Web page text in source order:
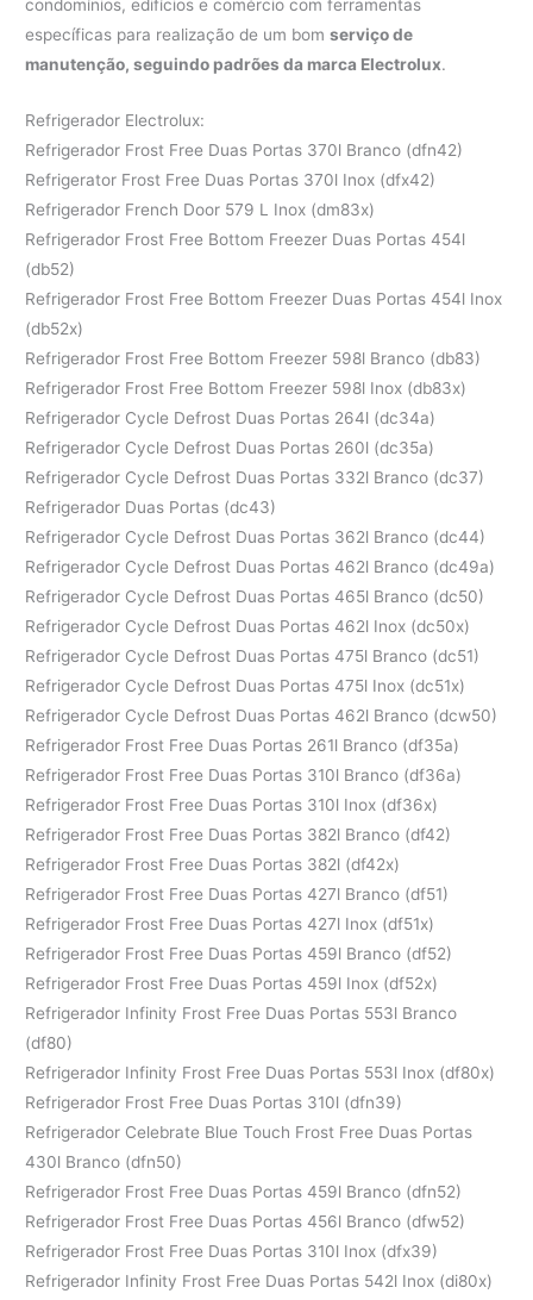
condomínios, edifícios e comércio com ferramentas
específicas para realização de um bomserviço de
manutenção, seguindo padrões da marca Electrolux.
Refrigerador Electrolux:
Refrigerador Frost Free Duas Portas 370l Branco (dfn42)
Refrigerator Frost Free Duas Portas 370l Inox (dfx42)
Refrigerador French Door 579 L Inox (dm83x)
Refrigerador Frost Free Bottom Freezer Duas Portas 454l
(db52)
Refrigerador Frost Free Bottom Freezer Duas Portas 454l Inox
(db52x)
Refrigerador Frost Free Bottom Freezer 598l Branco (db83)
Refrigerador Frost Free Bottom Freezer 598l Inox (db83x)
Refrigerador Cycle Defrost Duas Portas 264l (dc34a)
Refrigerador Cycle Defrost Duas Portas 260l (dc35a)
Refrigerador Cycle Defrost Duas Portas 332l Branco (dc37)
Refrigerador Duas Portas (dc43)
Refrigerador Cycle Defrost Duas Portas 362l Branco (dc44)
Refrigerador Cycle Defrost Duas Portas 462l Branco (dc49a)
Refrigerador Cycle Defrost Duas Portas 465l Branco (dc50)
Refrigerador Cycle Defrost Duas Portas 462l Inox (dc50x)
Refrigerador Cycle Defrost Duas Portas 475l Branco (dc51)
Refrigerador Cycle Defrost Duas Portas 475l Inox (dc51x)
Refrigerador Cycle Defrost Duas Portas 462l Branco (dcw50)
Refrigerador Frost Free Duas Portas 261l Branco (df35a)
Refrigerador Frost Free Duas Portas 310l Branco (df36a)
Refrigerador Frost Free Duas Portas 310l Inox (df36x)
Refrigerador Frost Free Duas Portas 382l Branco (df42)
Refrigerador Frost Free Duas Portas 382l (df42x)
Refrigerador Frost Free Duas Portas 427l Branco (df51)
Refrigerador Frost Free Duas Portas 427l Inox (df51x)
Refrigerador Frost Free Duas Portas 459l Branco (df52)
Refrigerador Frost Free Duas Portas 459l Inox (df52x)
Refrigerador Infinity Frost Free Duas Portas 553l Branco
(df80)
Refrigerador Infinity Frost Free Duas Portas 553l Inox (df80x)
Refrigerador Frost Free Duas Portas 310l (dfn39)
Refrigerador Celebrate Blue Touch Frost Free Duas Portas
430l Branco (dfn50)
Refrigerador Frost Free Duas Portas 459l Branco (dfn52)
Refrigerador Frost Free Duas Portas 456l Branco (dfw52)
Refrigerador Frost Free Duas Portas 310l Inox (dfx39)
Refrigerador Infinity Frost Free Duas Portas 542l Inox (di80x)